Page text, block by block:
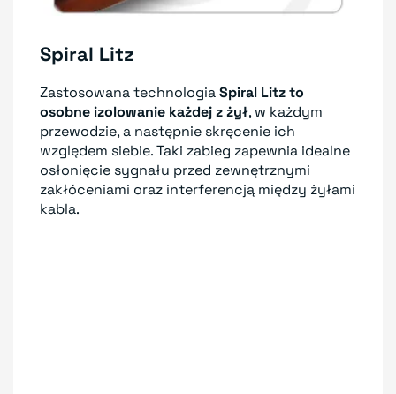
Spiral Litz
Zastosowana technologiaSpiral Litz to
osobne izolowanie każdej z żył, w każdym
przewodzie, a następnie skręcenie ich
względem siebie. Taki zabieg zapewnia idealne
osłonięcie sygnału przed zewnętrznymi
zakłóceniami oraz interferencją między żyłami
kabla.